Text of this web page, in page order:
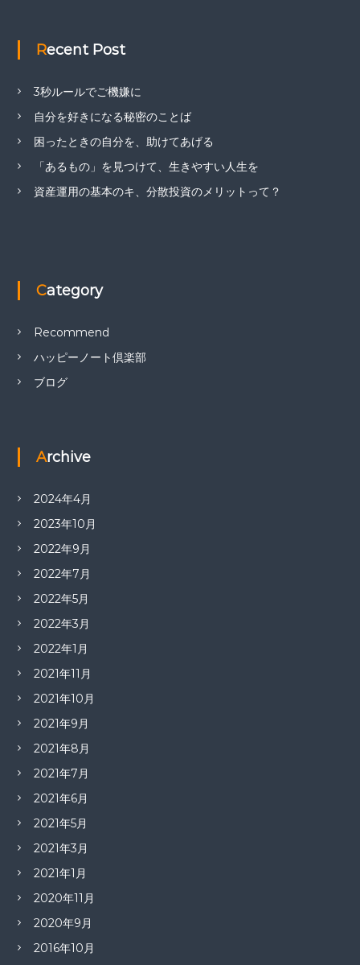
Recent Post
3秒ルールでご機嫌に
自分を好きになる秘密のことば
困ったときの自分を、助けてあげる
「あるもの」を見つけて、生きやすい人生を
資産運用の基本のキ、分散投資のメリットって？
Category
Recommend
ハッピーノート倶楽部
ブログ
Archive
2024年4月
2023年10月
2022年9月
2022年7月
2022年5月
2022年3月
2022年1月
2021年11月
2021年10月
2021年9月
2021年8月
2021年7月
2021年6月
2021年5月
2021年3月
2021年1月
2020年11月
2020年9月
2016年10月